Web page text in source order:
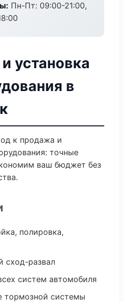
Пн-Пт: 09:00-21:00,
установка
в
к продажа и
точные
ваш бюджет без
полировка,
сход-развал
систем автомобиля
тормозной системы